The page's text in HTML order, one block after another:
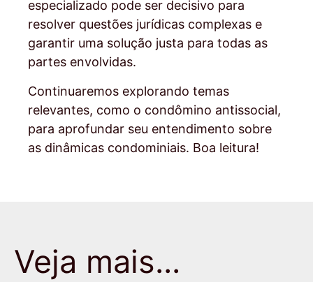
especializado pode ser decisivo para
resolver questões jurídicas complexas e
garantir uma solução justa para todas as
partes envolvidas.
Continuaremos explorando temas
relevantes, como o condômino antissocial,
para aprofundar seu entendimento sobre
as dinâmicas condominiais. Boa leitura!
Veja mais...